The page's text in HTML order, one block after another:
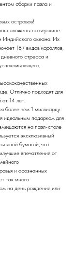
сборки пазла и
островов!
на вершине
Индийского океана. Их
187 видов кораллов,
стресса и
Отлично подходят для
от 14 лет.
более чем 1 миллиарду
идеальным подарком для
на пазл-столе
эксклюзивный
бумагой, что
впечатления от
и осознанных
так много
на день рождения или